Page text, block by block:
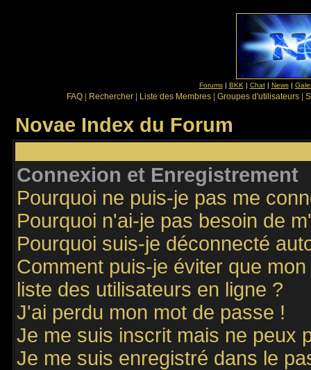
Forums| BKK | Chat| News|
FAQ Rechercher Liste des Membres Groupes d'utilisateurs
Novae Index du Forum
Connexion et Enregistrement
Pourquoi ne puis-je pas me
Pourquoi n'ai-je pas besoin de
Pourquoi suis-je déconnecté
Comment puis-je éviter que
liste des utilisateurs en ligne ?
J'ai perdu mon mot de passe !
Je me suis inscrit mais ne peux
Je me suis enregistré dans le